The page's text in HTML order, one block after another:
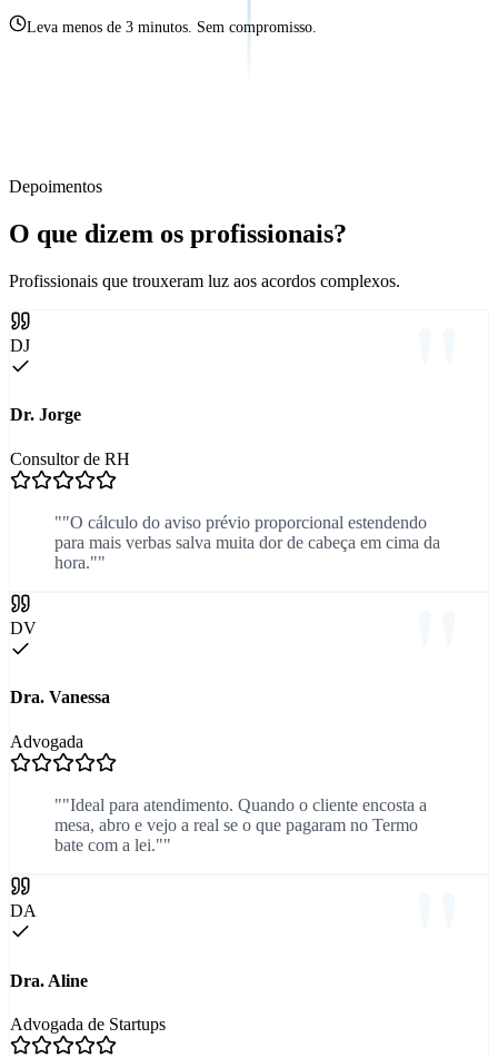
Leva menos de 3 minutos. Sem compromisso.
Depoimentos
O que dizem os profissionais?
Profissionais que trouxeram luz aos acordos complexos.
DJ
Dr. Jorge
Consultor de RH
""O cálculo do aviso prévio proporcional estendendo
para mais verbas salva muita dor de cabeça em cima da
hora.""
DV
Dra. Vanessa
Advogada
""Ideal para atendimento. Quando o cliente encosta a
mesa, abro e vejo a real se o que pagaram no Termo
bate com a lei.""
DA
Dra. Aline
Advogada de Startups